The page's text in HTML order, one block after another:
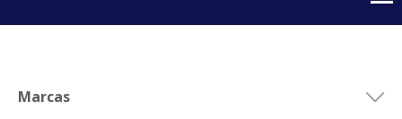
Marcas